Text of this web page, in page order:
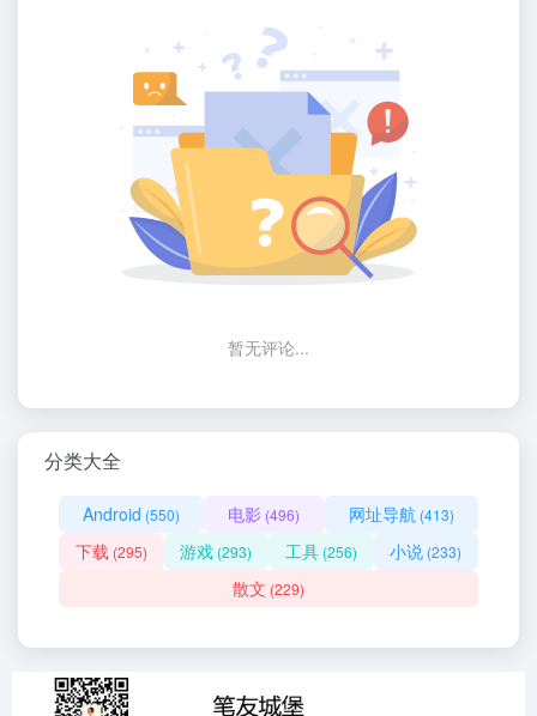
暂无评论...
分类大全
Android (550) 电影 (496) 网址导航 (413)
下载 (295) 游戏 (293) 工具(256) 小说 (233)
散文 (229)